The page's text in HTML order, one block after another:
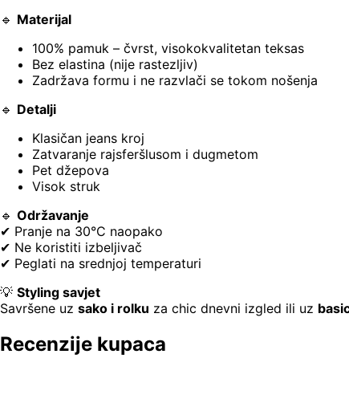
🔹 Materijal
100% pamuk – čvrst, visokokvalitetan teksas
Bez elastina (nije rastezljiv)
Zadržava formu i ne razvlači se tokom nošenja
🔹 Detalji
Klasičan jeans kroj
Zatvaranje rajsferšlusom i dugmetom
Pet džepova
Visok struk
🔹 Održavanje
✔ Pranje na 30°C naopako
✔ Ne koristiti izbeljivač
✔ Peglati na srednjoj temperaturi
💡 Styling savjet
Savršene uz sako i rolku za chic dnevni izgled ili uz
Recenzije kupaca